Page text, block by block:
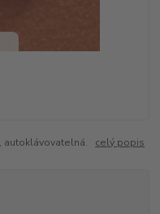
autoklávovatelná. celý popis